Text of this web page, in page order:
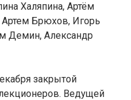
Халяпина, Артём
Брюхов, Игорь
Демин, Александр
закрытой
Ведущей